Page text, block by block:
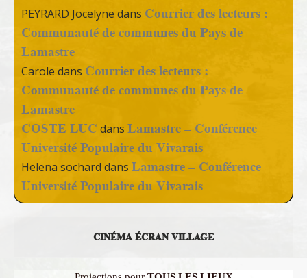
PEYRARD Jocelyne dans Courrier des lecteurs :
Communauté de communes du Pays de
Lamastre
Carole dans Courrier des lecteurs :
Communauté de communes du Pays de
Lamastre
COSTE LUC dans Lamastre – Conférence
Université Populaire du Vivarais
Helena sochard dans Lamastre – Conférence
Université Populaire du Vivarais
CINÉMA ÉCRAN VILLAGE